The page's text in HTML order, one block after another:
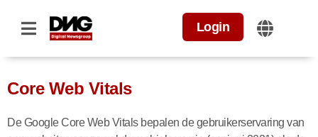
Login
Core Web Vitals
De Google Core Web Vitals bepalen de gebruikerservaring van